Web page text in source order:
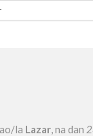
la Lazar, na dan